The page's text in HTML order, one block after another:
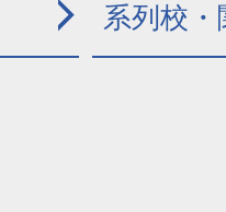
系列校